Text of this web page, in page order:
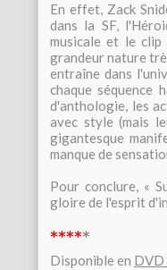
En effet, Zack
dans la SF,
musicale et le clip
grandeur nature
entraîne dans
chaque séquence
d'anthologie, les
avec style (mais
gigantesque
manque de
Pour conclure, «
gloire de l'esprit
*****
Disponible en DVD